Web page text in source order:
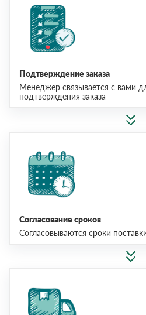
Подтверждение заказа
Менеджер связывается с вами
подтверждения заказа
Согласование сроков
Согласовываются сроки